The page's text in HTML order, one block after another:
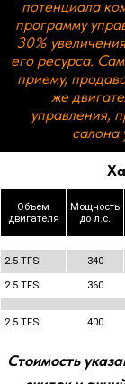
Объем
двигателя
Мощность
до л.с.
2.5 TFSI
340
2.5 TFSI
360
2.5 TFSI
400
даунпайпов или
спорткатами, а
О действующих
наших